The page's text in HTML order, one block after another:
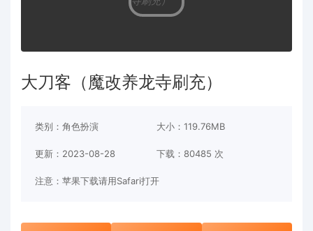
大刀客（魔改养龙寺刷充）
类别：角色扮演 大小：119.76MB
更新：2023-08-28 下载： 80485 次
注意：苹果下载请用Safari打开